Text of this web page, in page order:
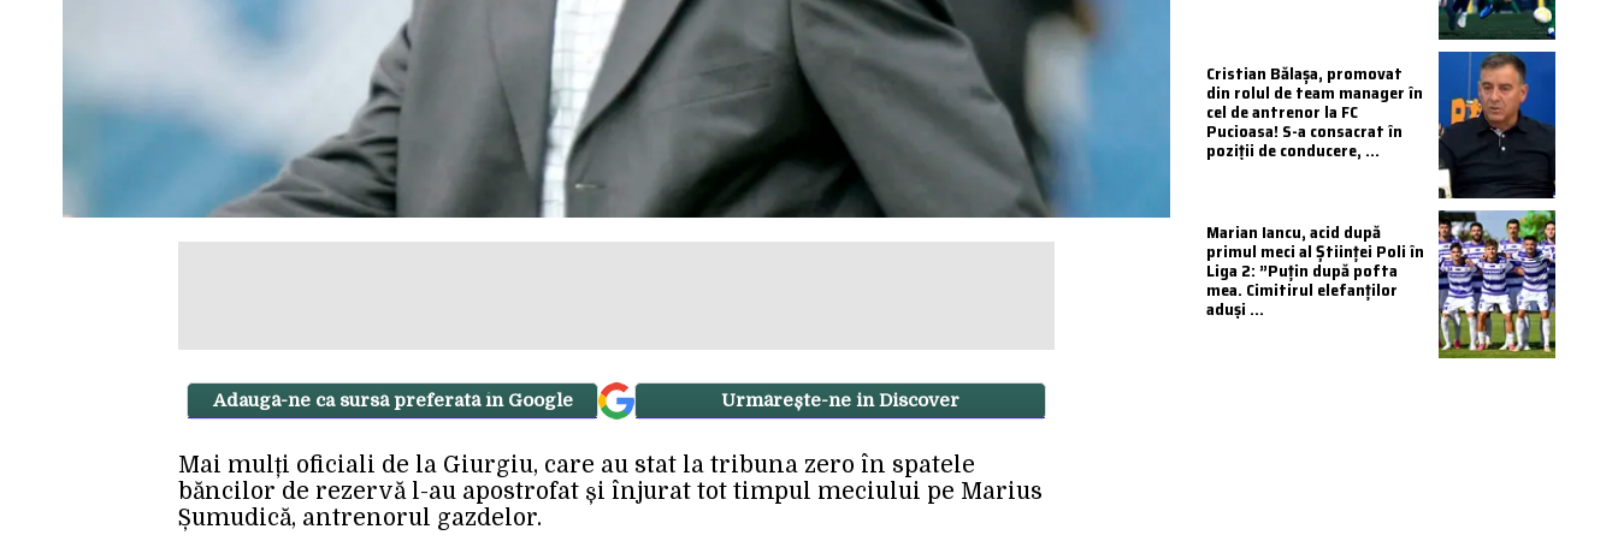
Adaugă-ne ca sursă preferată în Google Urmărește-ne in Discover
Mai mulți oficiali de la Giurgiu, care au stat la tribuna zero în spatele
băncilor de rezervă l-au apostrofat și înjurat tot timpul meciului pe Marius
Șumudică, antrenorul gazdelor.
Cristian Bălașa, promovat
din rolul de team manager în
cel de antrenor la FC
Pucioasa! S-a consacrat în
poziții de conducere, ...
Marian Iancu, acid după
primul meci al Științei Poli în
Liga 2: ”Puțin după pofta
mea. Cimitirul elefanților
aduși ...